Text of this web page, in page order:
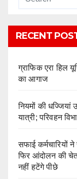
RECENT
ग्राफिक एरा हिल
का आगाज
नियमों की
यात्री; परिवहन
सफाई कर्मचारियों
फिर आंदोलन की
नहीं हटेंगे पीछे